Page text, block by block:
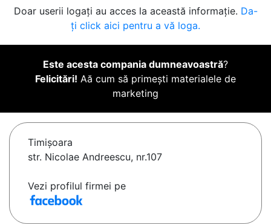
Doar userii logați au acces la această informație. Da-
ți click aici pentru a vă loga.
Este acesta compania dumneavoastră?
Felicitări! Aă cum să primești materialele de
marketing
Timişoara
str. Nicolae Andreescu, nr.107
Vezi profilul firmei pe